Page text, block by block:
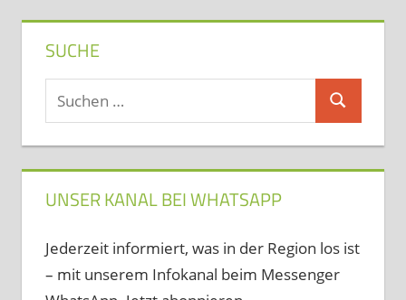
SUCHE
Suchen
nach:
Suchen
UNSER KANAL BEI WHATSAPP
Jederzeit informiert, was in der Region los ist
– mit unserem Infokanal beim Messenger